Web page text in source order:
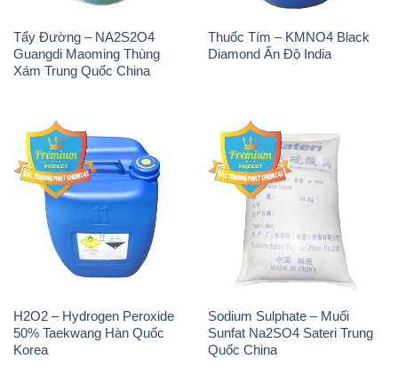
Tẩy Đường – NA2S2O4
Guangdi Maoming Thùng
Xám Trung Quốc China
Thuốc Tím – KMNO4 Black
Diamond Ấn Độ India
H2O2 – Hydrogen Peroxide
50% Taekwang Hàn Quốc
Korea
Sodium Sulphate – Muối
Sunfat Na2SO4 Sateri Trung
Quốc China